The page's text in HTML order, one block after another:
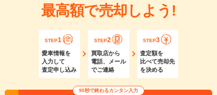
最高額で売却しよう!
STEP1
愛車情報を
入力して
査定申し込み
STEP2
買取店から
電話、メール
でご連絡
STEP3
査定額を
比べて売却先
を決める
90秒で終わるカンタン入力